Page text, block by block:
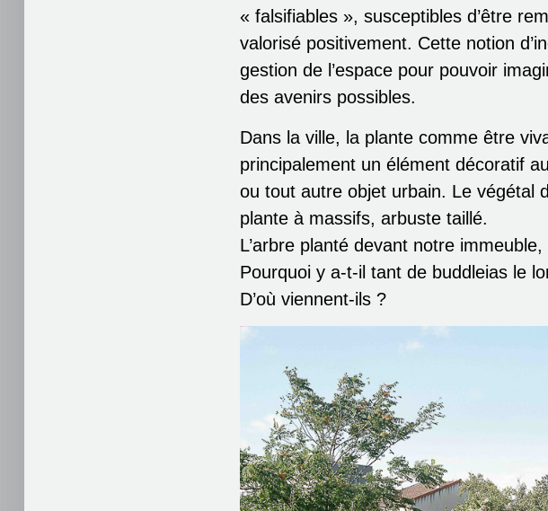
« falsifiables », susceptibles d’être
valorisé positivement. Cette notion
gestion de l’espace pour pouvoir
des avenirs possibles.
Dans la ville, la plante comme être
principalement un élément décoratif
ou tout autre objet urbain. Le végétal
plante à massifs, arbuste taillé.
L’arbre planté devant notre
Pourquoi y a-t-il tant de buddleias le
D’où viennent-ils ?